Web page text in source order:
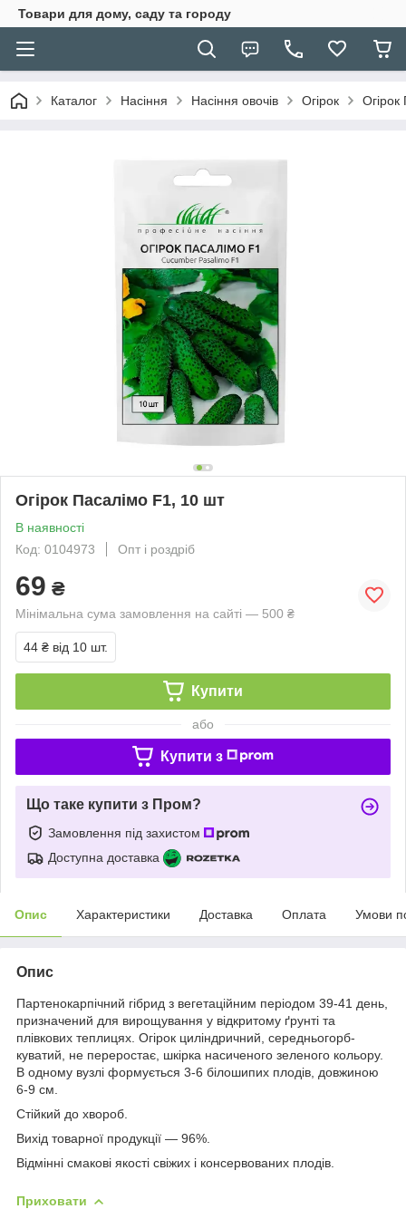
Товари для дому, саду та городу
Каталог Насіння Насіння овочів Огірок
Огірок Пасалімо F1, 10 шт
В наявності
Код: 0104973
Опт і роздріб
69 ₴
Мінімальна сума замовлення на сайті — 500 ₴
44 ₴ від 10 шт.
Купити
або
Купити з
Що таке купити з Пром?
Замовлення під захистом
Доступна доставка
Опис Характеристики Доставка Оплата Умови
Опис
Партенокарпічний гібрид з вегетаційним періодом 39-41 день,
призначений для вирощування у відкритому ґрунті та
плівкових теплицях. Огірок циліндричний, середньогорб-
куватий, не переростає, шкірка насиченого зеленого кольору.
В одному вузлі формується 3-6 білошипих плодів, довжиною
6-9 см.
Стійкий до хвороб.
Вихід товарної продукції — 96%.
Відмінні смакові якості свіжих і консервованих плодів.
Приховати